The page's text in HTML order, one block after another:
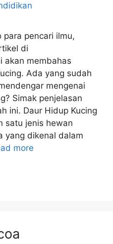
para pencari ilmu,
di
akan membahas
Ada yang sudah
mengenai
Simak penjelasan
ini. Daur Hidup Kucing
satu jenis hewan
yang dikenal dalam
more